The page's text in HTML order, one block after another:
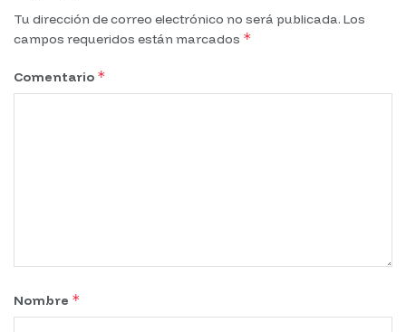
Tu dirección de correo electrónico no será publicada. Los
campos requeridos están marcados *
Comentario *
Nombre *